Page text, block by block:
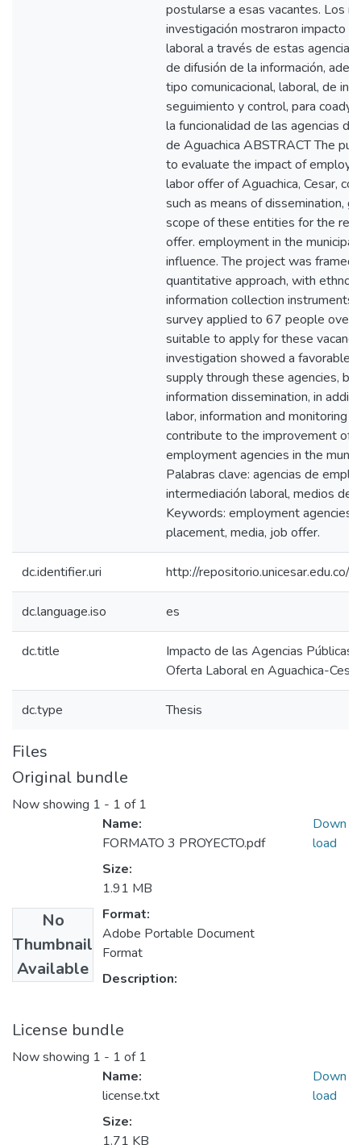
postularse a esas vacantes. Los
investigación mostraron impacto
laboral a través de estas
de difusión de la información,
tipo comunicacional, laboral, de
seguimiento y control, para
la funcionalidad de las agencias
de Aguachica ABSTRACT The
to evaluate the impact of
labor offer of Aguachica, Cesar,
such as means of dissemination,
scope of these entities for the
offer. employment in the
influence. The project was
quantitative approach, with
information collection instruments
survey applied to 67 people over
suitable to apply for these
investigation showed a favorable
supply through these agencies,
information dissemination, in
labor, information and monitoring
contribute to the improvement of
employment agencies in the
Palabras clave: agencias de
intermediación laboral, medios de
Keywords: employment agencies,
placement, media, job offer.
dc.identifier.uri http://
dc.language.iso es
dc.title
Impacto de las Agencias Públicas
Oferta Laboral en Aguachica-Cesar
dc.type Thesis
Files
Original bundle
Now showing 1 - 1 of 1
No
Thumbnail
Available
Name:
FORMATO 3 PROYECTO.pdf
Size:
1.91 MB
Format:
Adobe Portable Document
Format
Description:
Down
load
License bundle
Now showing 1 - 1 of 1
Name:
license.txt
Size:
1.71 KB
Down
load